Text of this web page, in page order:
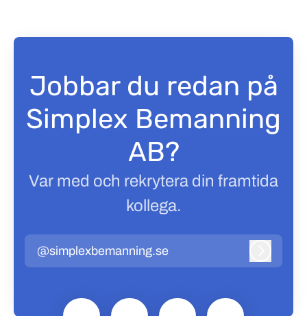
Jobbar du redan på
Simplex Bemanning
AB?
Var med och rekrytera din framtida
kollega.
@simplexbemanning.se